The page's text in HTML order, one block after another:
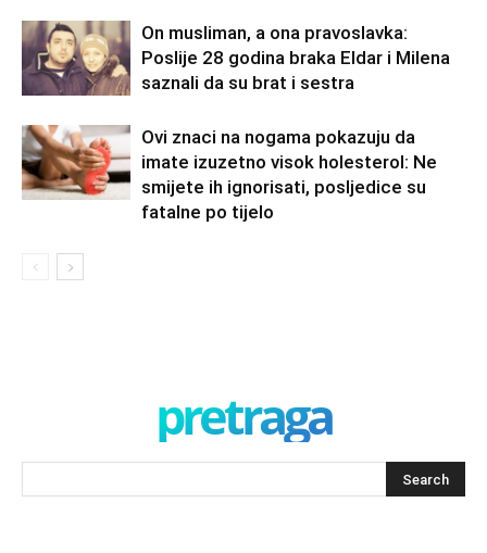
On musliman, a ona pravoslavka:
Poslije 28 godina braka Eldar i Milena
saznali da su brat i sestra
Ovi znaci na nogama pokazuju da
imate izuzetno visok holesterol: Ne
smijete ih ignorisati, posljedice su
fatalne po tijelo
pretraga